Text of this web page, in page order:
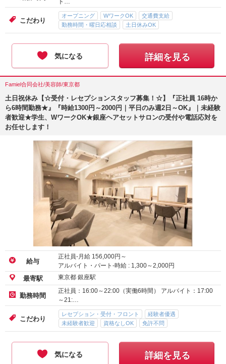
ト…
こだわり
オープニング WワークOK
交通費支給
勤務時間・曜日応相談
土日休みOK
気になる 詳細を見る
Famiel合同会社/美容師/東京都
土日祝休み【☆受付・レセプションスタッフ募集！☆】『正社員 16時か
ら6時間勤務★』『時給1300円～2000円｜平日のみ週2日～OK』｜未経験
者歓迎★学生、WワークOK★銀座ヘアセットサロンの受付や電話応対を
お任せします！
給与
正社員-月給 156,000円～
アルバイト・パート-時給 : 1,300～2,000円
最寄駅 東京都 銀座駅
勤務時間
正社員：16:00～22:00（実働6時間） アルバイト：17:00
～21:…
こだわり
レセプション・受付・フロント
経験者優遇
未経験者歓迎
資格なしOK 免許不問
気になる 詳細を見る